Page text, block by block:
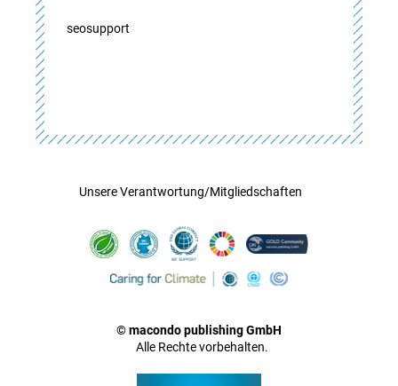
seosupport
Unsere Verantwortung/Mitgliedschaften
© macondo publishing GmbH
Alle Rechte vorbehalten.